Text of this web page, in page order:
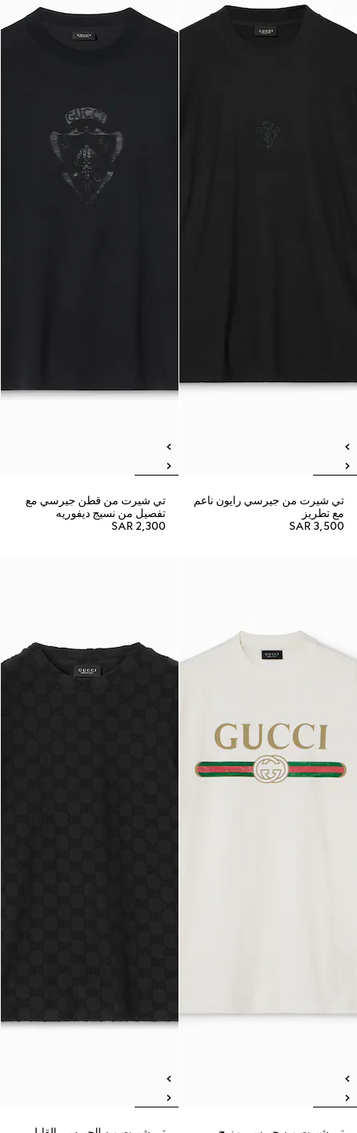
تي شيرت من جيرسي رايون ناعم
مع تطريز
SAR 3,500
تي شيرت من قطن جيرسي مع
تفصيل من نسيج ديفوريه
SAR 2,300